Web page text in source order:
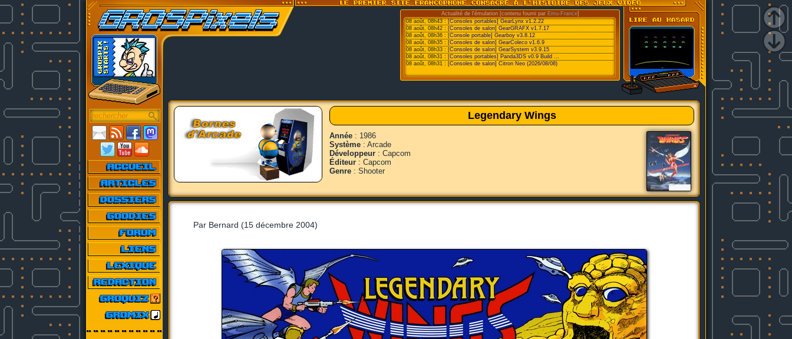
Actualité de l'émulation [contenu fourni par Emu-France]
08 août, 08h43 :[Consoles portables] GearLynx v1.2.22
08 août, 08h42 : [Consoles de salon] GearGRAFX v1.7.17
08 août, 08h36 : [Console portable] Gearboy v3.8.12
08 août, 08h35 : [Consoles de salon] GearColeco v1.6.9
08 août, 08h33 : [Consoles de salon] GearSystem v3.9.15
08 août, 08h31 : [Consoles portables] Panda3DS v0.9 Build ...
08 août, 08h31 : [Consoles de salon] Citron Neo (2026/08/08)
Legendary Wings
Année : 1986
Système : Arcade
Développeur : Capcom
Éditeur : Capcom
Genre : Shooter
Par Bernard (15 décembre 2004)